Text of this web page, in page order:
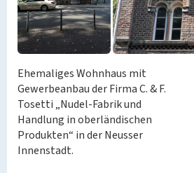
Ehemaliges Wohnhaus mit
Gewerbeanbau der Firma C. & F.
Tosetti „Nudel-Fabrik und
Handlung in oberländischen
Produkten“ in der Neusser
Innenstadt.